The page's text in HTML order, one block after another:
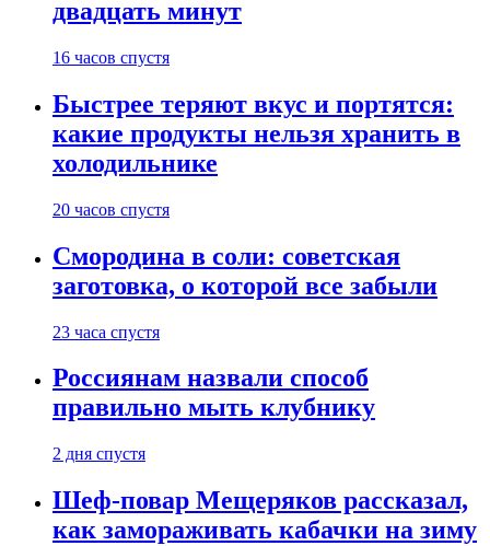
двадцать минут
16 часов спустя
Быстрее теряют вкус и портятся:
какие продукты нельзя хранить в
холодильнике
20 часов спустя
Смородина в соли: советская
заготовка, о которой все забыли
23 часа спустя
Россиянам назвали способ
правильно мыть клубнику
2 дня спустя
Шеф-повар Мещеряков рассказал,
как замораживать кабачки на зиму